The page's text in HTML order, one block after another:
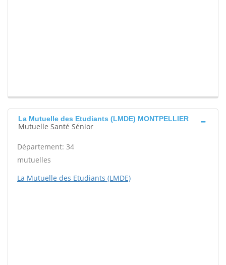
La Mutuelle des Etudiants (LMDE) MONTPELLIER
Mutuelle Santé Sénior
Département: 34
mutuelles
La Mutuelle des Etudiants (LMDE)